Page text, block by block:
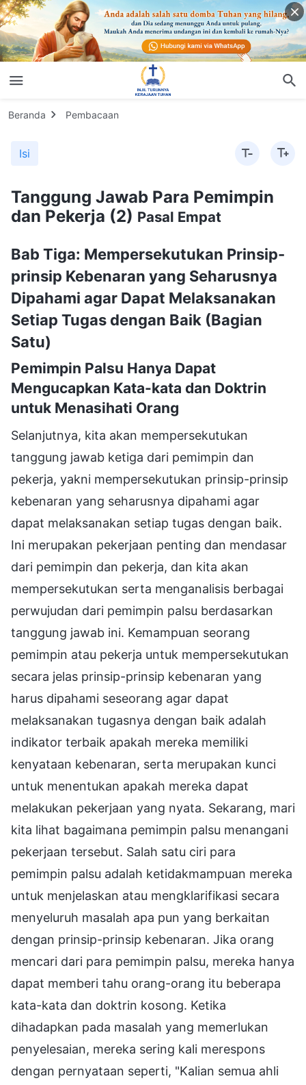
Beranda Pembacaan
Isi
Tanggung Jawab Para Pemimpin
dan Pekerja (2) Pasal Empat
Bab Tiga: Mempersekutukan Prinsip-
prinsip Kebenaran yang Seharusnya
Dipahami agar Dapat Melaksanakan
Setiap Tugas dengan Baik (Bagian
Satu)
Pemimpin Palsu Hanya Dapat
Mengucapkan Kata-kata dan Doktrin
untuk Menasihati Orang
Selanjutnya, kita akan mempersekutukan
tanggung jawab ketiga dari pemimpin dan
pekerja, yakni mempersekutukan prinsip-prinsip
kebenaran yang seharusnya dipahami agar
dapat melaksanakan setiap tugas dengan baik.
Ini merupakan pekerjaan penting dan mendasar
dari pemimpin dan pekerja, dan kita akan
mempersekutukan serta menganalisis berbagai
perwujudan dari pemimpin palsu berdasarkan
tanggung jawab ini. Kemampuan seorang
pemimpin atau pekerja untuk mempersekutukan
secara jelas prinsip-prinsip kebenaran yang
harus dipahami seseorang agar dapat
melaksanakan tugasnya dengan baik adalah
indikator terbaik apakah mereka memiliki
kenyataan kebenaran, serta merupakan kunci
untuk menentukan apakah mereka dapat
melakukan pekerjaan yang nyata. Sekarang, mari
kita lihat bagaimana pemimpin palsu menangani
pekerjaan tersebut. Salah satu ciri para
pemimpin palsu adalah ketidakmampuan mereka
untuk menjelaskan atau mengklarifikasi secara
menyeluruh masalah apa pun yang berkaitan
dengan prinsip-prinsip kebenaran. Jika orang
mencari dari para pemimpin palsu, mereka hanya
dapat memberi tahu orang-orang itu beberapa
kata-kata dan doktrin kosong. Ketika
dihadapkan pada masalah yang memerlukan
penyelesaian, mereka sering kali merespons
dengan pernyataan seperti, "Kalian semua ahli